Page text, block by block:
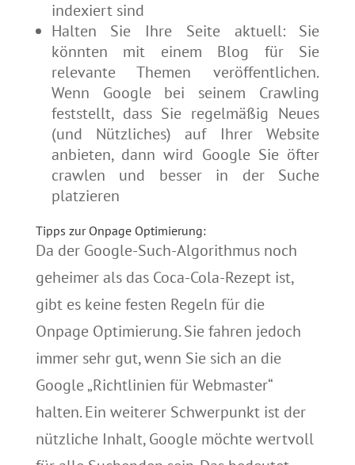
indexiert sind
Halten Sie Ihre Seite aktuell: Sie
könnten mit einem Blog für Sie
relevante Themen veröffentlichen.
Wenn Google bei seinem Crawling
feststellt, dass Sie regelmäßig Neues
(und Nützliches) auf Ihrer Website
anbieten, dann wird Google Sie öfter
crawlen und besser in der Suche
platzieren
Tipps zur Onpage Optimierung:
Da der Google-Such-Algorithmus noch
geheimer als das Coca-Cola-Rezept ist,
gibt es keine festen Regeln für die
OnpageOptimierung.Sie fahren jedoch
immer sehr gut, wenn Sie sich an die
Google „Richtlinien für Webmaster“
halten.Ein weiterer Schwerpunkt ist der
nützliche Inhalt, Google möchte wertvoll